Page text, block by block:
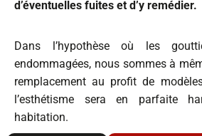
d’éventuelles fuites et d’y remédier.
Dans l’hypothèse où les
endommagées, nous sommes à
remplacement au profit de
l’esthétisme sera en parfaite
habitation.